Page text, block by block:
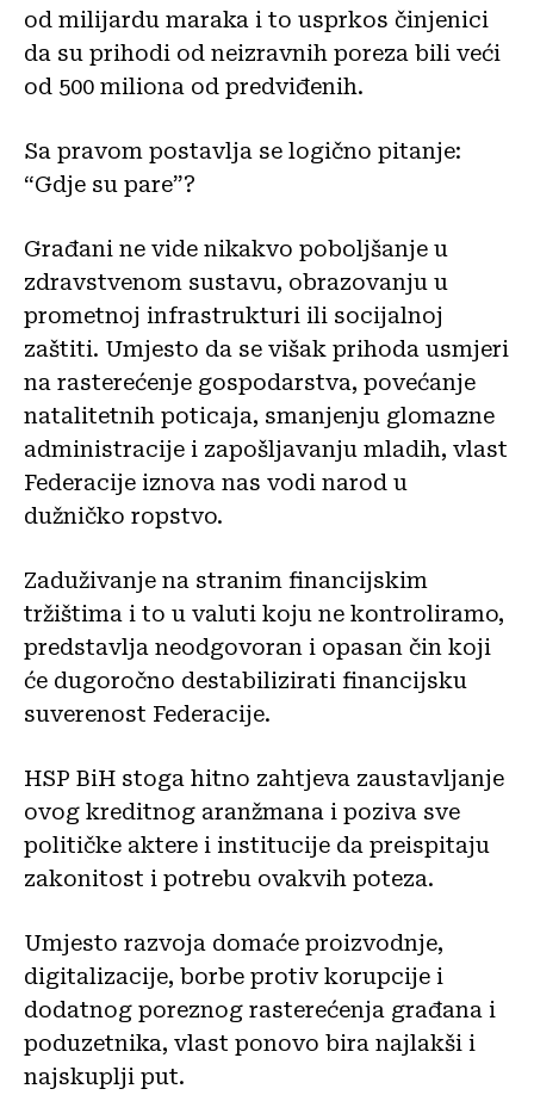
od milijardu maraka i to usprkos činjenici
da su prihodi od neizravnih poreza bili veći
od 500 miliona od predviđenih.
Sa pravom postavlja se logično pitanje:
“Gdje su pare”?
Građani ne vide nikakvo poboljšanje u
zdravstvenom sustavu, obrazovanju u
prometnoj infrastrukturi ili socijalnoj
zaštiti. Umjesto da se višak prihoda usmjeri
na rasterećenje gospodarstva, povećanje
natalitetnih poticaja, smanjenju glomazne
administracije i zapošljavanju mladih, vlast
Federacije iznova nas vodi narod u
dužničko ropstvo.
Zaduživanje na stranim financijskim
tržištima i to u valuti koju ne kontroliramo,
predstavlja neodgovoran i opasan čin koji
će dugoročno destabilizirati financijsku
suverenost Federacije.
HSP BiH stoga hitno zahtjeva zaustavljanje
ovog kreditnog aranžmana i poziva sve
političke aktere i institucije da preispitaju
zakonitost i potrebu ovakvih poteza.
Umjesto razvoja domaće proizvodnje,
digitalizacije, borbe protiv korupcije i
dodatnog poreznog rasterećenja građana i
poduzetnika, vlast ponovo bira najlakši i
najskuplji put.